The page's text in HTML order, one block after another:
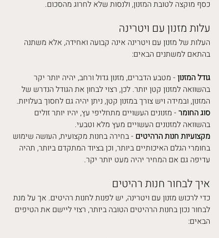
כסף מוקצה לטובת המזנון, ולנסות שלא לחרוג מהסכום.
עלות מזנון עם ויטרינה
העלות של מזנון עם ויטרינה אינה קבועה ואחידה, אלא משתנה
בהתאם למשתנים הבאים:
גודל המזנון - מטבע הדברים, מזנון גדול ורחב, יהיה יותר יקר
בהשוואה למזנון קטן יותר. לכן, רצוי לבחון את הגודל הנדרש של
המזנון, ובמידה ויש צורך במזנון קטן, ניתן יהיה גם לחסוך בעלויות.
סוג החומר - מזנונים העשויים מתחליפי עץ, יהיו יותר זולים
בהשוואה למזנונים העשויים מעץ מלא וטבעי.
מקצועיות חנות הרהיטים - בחירה בחנות מקצועית, העושה שימוש
בחומרי הגלם האיכותיים ביותר, וכן בציוד המתקדם ביותר, תהיה
עדיפה גם אם המחיר יהיה מעט יותר יקר.
איך לבחור חנות רהיטים
כדי לרכוש מזנון עם ויטרינה, יש לפנות לחנות רהיטים. אך על מנת
לבחור נכון בחנות הרהיטים הטובה ביותר, רצוי ליישם את הטיפים
הבאים: